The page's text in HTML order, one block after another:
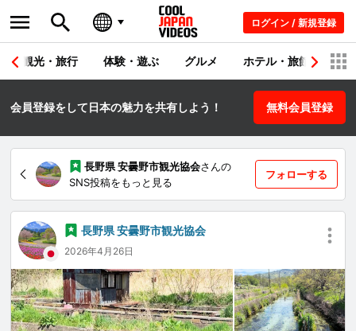
ログイン / 新規登録
観光・旅行 体験・遊ぶ グルメ ホテル・旅館 シ
会員登録をして日本の魅力を共有しよう！ 無料会員登録
長野県 安曇野市観光協会さんの
SNS投稿をもっと見る
フォローする
長野県 安曇野市観光協会
2026年4月26日